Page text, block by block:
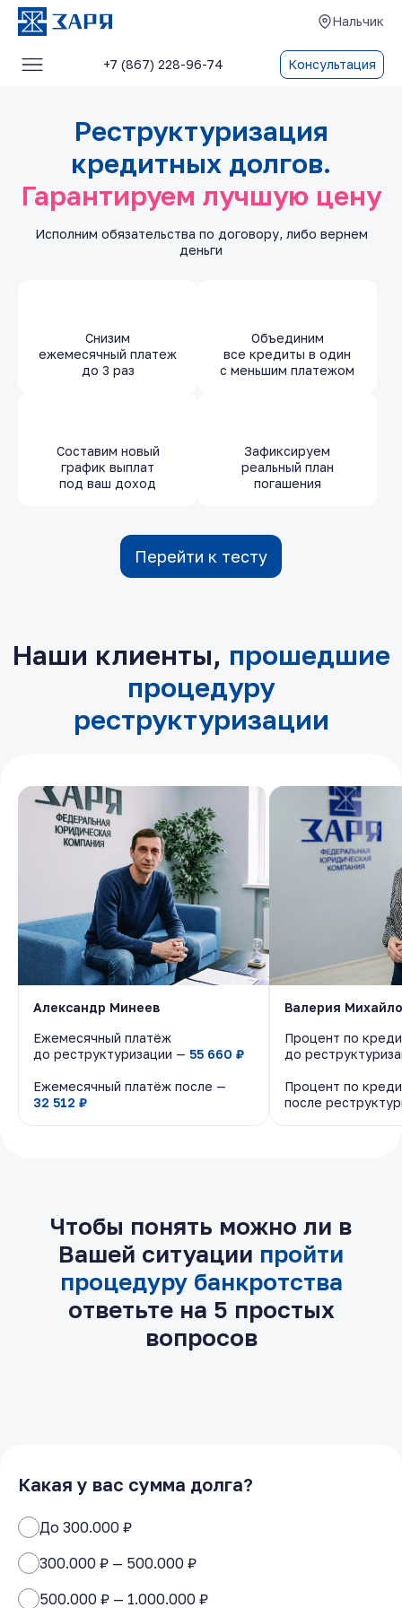
Нальчик
+7 (867) 228-96-74 Консультация
О компании
Отзывы
Реструктуризация
кредитных долгов.
Гарантируем лучшую цену
Исполним обязательства по договору, либо вернем
деньги
Снизим
ежемесячный платеж
до 3 раз
Объединим
все кредиты в один
с меньшим платежом
Составим новый
график выплат
под ваш доход
Зафиксируем
реальный план
погашения
Перейти к тесту
Наши клиенты, прошедшие
процедуру
реструктуризации
Александр Минеев
Ежемесячный платёж
до реструктуризации — 55 660 ₽
Ежемесячный платёж после —
32 512 ₽
Валерия
Процент по
до
Процент по
после
Александр Минеев
Ежемесячный платёж
до реструктуризации — 55 660 ₽
Ежемесячный платёж после —
32 512 ₽
Валерия
Процент по
до
Процент по
после
Чтобы понять можно ли в
Вашей ситуации пройти
процедуру банкротства
ответьте на 5 простых
вопросов
Какая у вас сумма долга?
До 300.000 ₽
300.000 ₽ — 500.000 ₽
500.000 ₽ — 1.000.000 ₽